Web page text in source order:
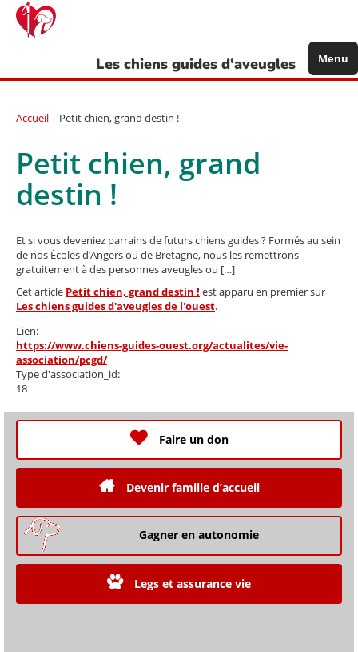
Aller
contenu
Les chiens guides d'aveugles Menu
Accueil | Petit chien, grand destin !
Petit chien, grand
destin !
Et si vous deveniez parrains de futurs chiens guides ? Formés au sein
de nos Écoles d’Angers ou de Bretagne, nous les remettrons
gratuitement à des personnes aveugles ou […]
Cet article Petit chien, grand destin ! est apparu en premier sur
Les chiens guides d'aveugles de l'ouest.
Lien:
https://www.chiens-guides-ouest.org/actualites/vie-
association/pcgd/
Type d'association_id:
18
Faire un don
Devenir famille d’accueil
Gagner en autonomie
Legs et assurance vie